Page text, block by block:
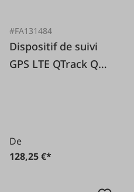
#FA131484
Dispositif de suivi
GPS LTE QTrack Q4
De
128,25 €*